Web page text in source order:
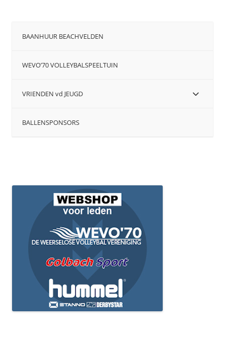
BAANHUUR BEACHVELDEN
WEVO’70 VOLLEYBALSPEELTUIN
VRIENDEN vd JEUGD
BALLENSPONSORS